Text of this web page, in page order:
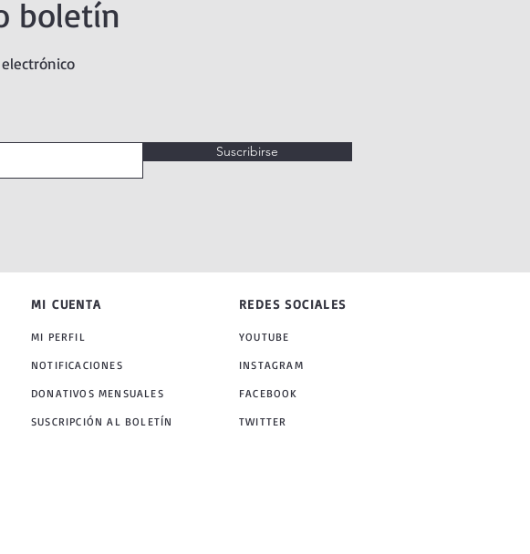
boletín
Suscribirse
MI CUENTA
MI PERFIL
NOTIFICACIONES
DONATIVOS MENSUALES
SUSCRIPCIÓN AL BOLETÍN
REDES SOCIALES
YOUTUBE
INSTAGRAM
FACEBOOK
TWITTER